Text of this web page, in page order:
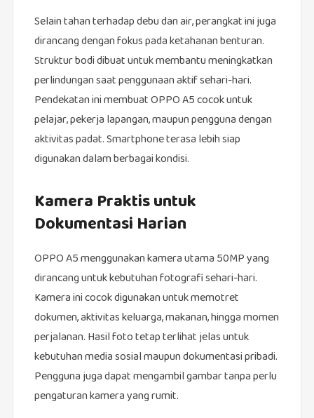
Selain tahan terhadap debu dan air, perangkat ini juga
dirancang dengan fokus pada ketahanan benturan.
Struktur bodi dibuat untuk membantu meningkatkan
perlindungan saat penggunaan aktif sehari-hari.
Pendekatan ini membuat OPPO A5 cocok untuk
pelajar, pekerja lapangan, maupun pengguna dengan
aktivitas padat. Smartphone terasa lebih siap
digunakan dalam berbagai kondisi.
Kamera Praktis untuk
Dokumentasi Harian
OPPO A5 menggunakan kamera utama 50MP yang
dirancang untuk kebutuhan fotografi sehari-hari.
Kamera ini cocok digunakan untuk memotret
dokumen, aktivitas keluarga, makanan, hingga momen
perjalanan. Hasil foto tetap terlihat jelas untuk
kebutuhan media sosial maupun dokumentasi pribadi.
Pengguna juga dapat mengambil gambar tanpa perlu
pengaturan kamera yang rumit.